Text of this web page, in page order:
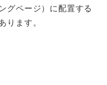
グページ）に配置する
ります。